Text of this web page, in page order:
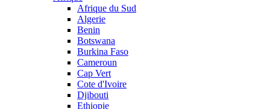
Afrique du Sud
Algerie
Benin
Botswana
Burkina Faso
Cameroun
Cap Vert
Cote d'Ivoire
Djibouti
Ethiopie